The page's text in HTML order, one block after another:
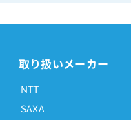
取り扱いメーカー
NTT
SAXA